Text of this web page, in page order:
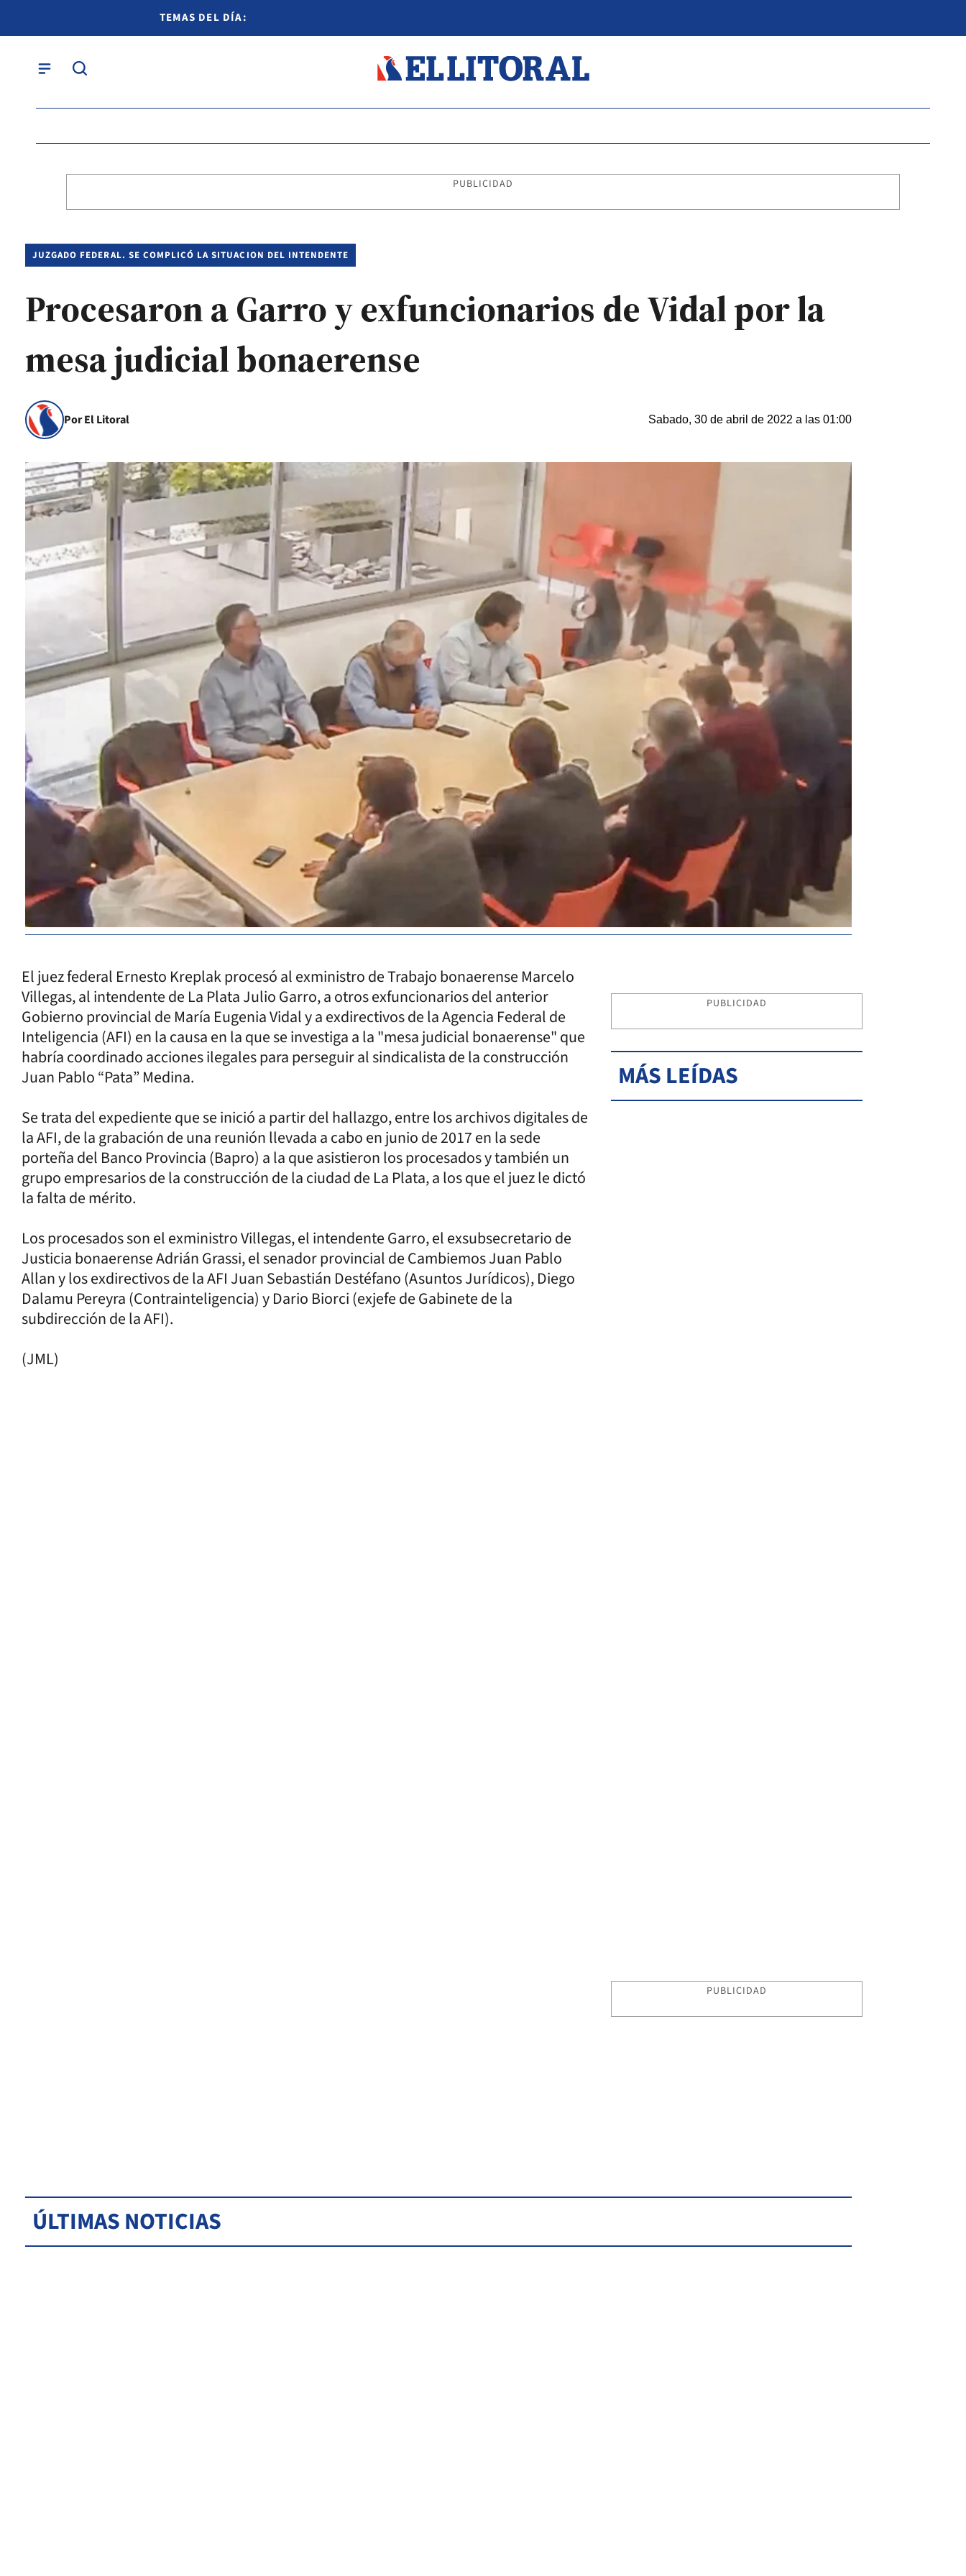
TEMAS DEL DÍA:
PUBLICIDAD
JUZGADO FEDERAL. SE COMPLICÓ LA SITUACION DEL INTENDENTE
Procesaron a Garro y exfuncionarios de Vidal por la
mesa judicial bonaerense
Por El Litoral Sabado, 30 de abril de 2022 a las 01:00
El juez federal Ernesto Kreplak procesó al exministro de Trabajo bonaerense Marcelo
Villegas, al intendente de La Plata Julio Garro, a otros exfuncionarios del anterior
Gobierno provincial de María Eugenia Vidal y a exdirectivos de la Agencia Federal de
Inteligencia (AFI) en la causa en la que se investiga a la "mesa judicial bonaerense" que
habría coordinado acciones ilegales para perseguir al sindicalista de la construcción
Juan Pablo “Pata” Medina.
Se trata del expediente que se inició a partir del hallazgo, entre los archivos digitales de
la AFI, de la grabación de una reunión llevada a cabo en junio de 2017 en la sede
porteña del Banco Provincia (Bapro) a la que asistieron los procesados y también un
grupo empresarios de la construcción de la ciudad de La Plata, a los que el juez le dictó
la falta de mérito.
Los procesados son el exministro Villegas, el intendente Garro, el exsubsecretario de
Justicia bonaerense Adrián Grassi, el senador provincial de Cambiemos Juan Pablo
Allan y los exdirectivos de la AFI Juan Sebastián Destéfano (Asuntos Jurídicos), Diego
Dalamu Pereyra (Contrainteligencia) y Dario Biorci (exjefe de Gabinete de la
subdirección de la AFI).
(JML)
PUBLICIDAD
MÁS LEÍDAS
PUBLICIDAD
ÚLTIMAS NOTICIAS